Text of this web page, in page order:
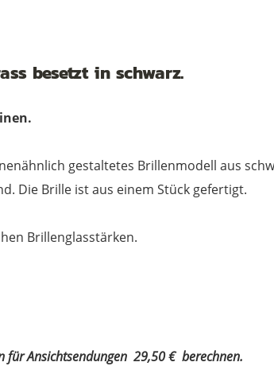
besetzt in schwarz.
gestaltetes Brillenmodell aus
Die Brille ist aus einem Stück gefertigt.
Brillenglasstärken.
für Ansichtsendungen 29,50 € berechnen.